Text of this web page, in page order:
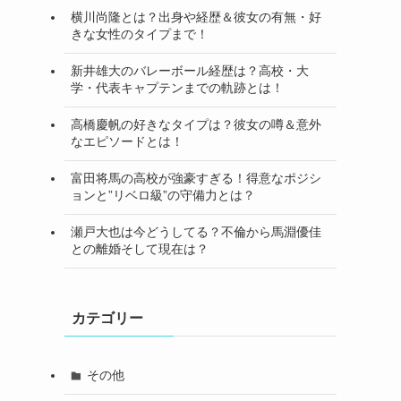
横川尚隆とは？出身や経歴＆彼女の有無・好
きな女性のタイプまで！
新井雄大のバレーボール経歴は？高校・大
学・代表キャプテンまでの軌跡とは！
高橋慶帆の好きなタイプは？彼女の噂＆意外
なエピソードとは！
富田将馬の高校が強豪すぎる！得意なポジシ
ョンと”リベロ級”の守備力とは？
瀬戸大也は今どうしてる？不倫から馬淵優佳
との離婚そして現在は？
カテゴリー
その他